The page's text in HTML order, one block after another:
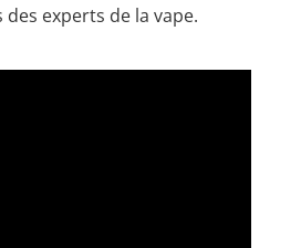
experts de la vape.